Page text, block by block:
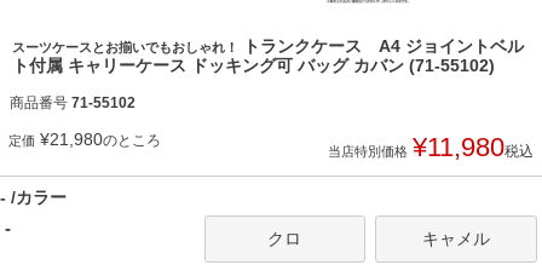
スーツケースとお揃いでもおしゃれ！
トランクケース A4 ジョイントベル
ト付属 キャリーケース ドッキング可 バッグ カバン (71-55102)
商品番号 71-55102
定価 ¥21,980のところ
当店特別価格 ¥11,980税込
- カラー
- クロ キャメル